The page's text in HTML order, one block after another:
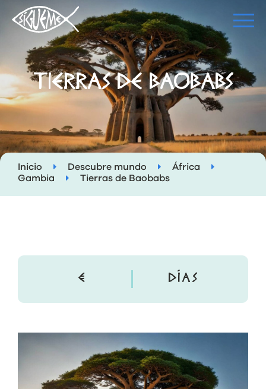
TIERRAS DE BAOBABS
Inicio Descubre mundo
África
Gambia
Tierras de Baobabs
€ DÍAS